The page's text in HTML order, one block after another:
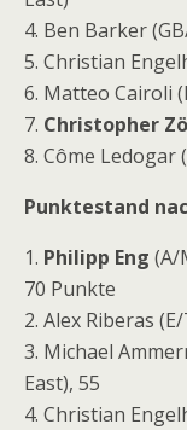
4. Ben Barker
5. Christian
6. Matteo Cairoli
7. Christopher
8. Côme Ledogar
Punktestand
1. Philipp Eng (A/
70 Punkte
2. Alex Riberas
3. Michael
East), 55
4. Christian